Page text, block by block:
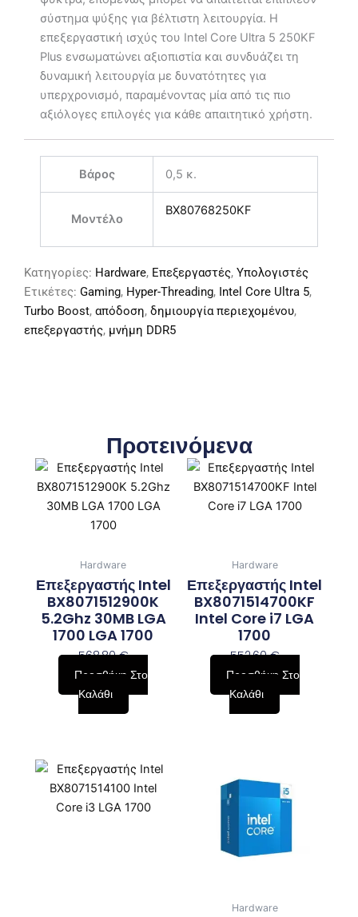
σύστημα ψύξης για βέλτιστη λειτουργία. Η
επεξεργαστική ισχύς του Intel Core Ultra 5 250KF
Plus ενσωματώνει αξιοπιστία και συνδυάζει τη
δυναμική λειτουργία με δυνατότητες για
υπερχρονισμό, παραμένοντας μία από τις πιο
αξιόλογες επιλογές για κάθε απαιτητικό χρήστη.
Βάρος 0,5 κ.
Μοντέλο
BX80768250KF
Κατηγορίες: Hardware, Επεξεργαστές, Υπολογιστές
Ετικέτες: Gaming, Hyper-Threading, Intel Core Ultra 5,
Turbo Boost, απόδοση, δημιουργία περιεχομένου,
επεξεργαστής, μνήμη DDR5
Προτεινόμενα
Hardware
Επεξεργαστής Intel
BX8071512900K
5.2Ghz 30MB LGA
1700 LGA 1700
568,80€
Προσθήκη Στο
Καλάθι
Hardware
Επεξεργαστής Intel
BX8071514700KF
Intel Core i7 LGA
1700
552,60€
Προσθήκη Στο
Καλάθι
Hardware